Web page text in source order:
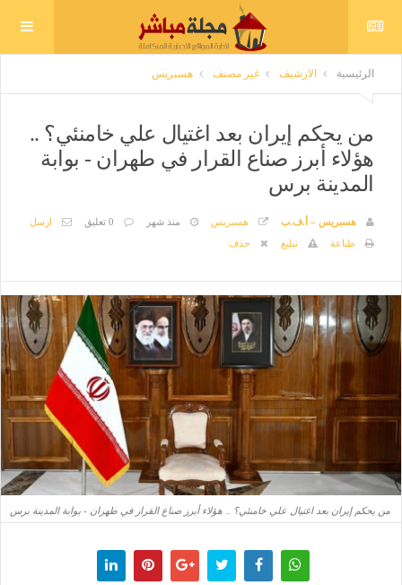
الرئيسية الارشيف غير مصنف هسبريس
من يحكم إيران بعد اغتيال علي خامنئي؟ ..
هؤلاء أبرز صناع القرار في طهران - بوابة
المدينة برس
هسبريس – أ.ف.ب هسبريس منذ شهر 0 تعليق
ارسل
طباعة
تبليغ حذف
من يحكم إيران بعد اغتيال علي خامنئي؟ .. هؤلاء أبرز صناع القرار في طهران - بوابة المدينة برس